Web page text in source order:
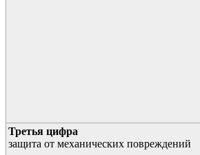
Третья цифра
защита от механических повреждений